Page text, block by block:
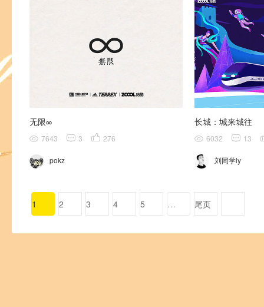
无限∞
7643 3 276
pokz
长城：城来城往
6032 13
刘同学ly
1 2 3 4 5 … 尾页